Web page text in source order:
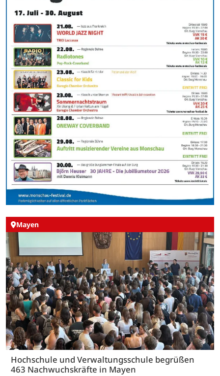
Mayen
Hochschule und Verwaltungsschule begrüßen
463 Nachwuchskräfte in Mayen